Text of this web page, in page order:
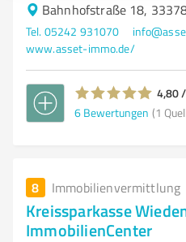
Bahnhofstraße 18,
Tel. 05242 931070
www.asset-immo.de/
4,80
6 Bewertungen (1
8 Immobilienvermittlung
Kreissparkasse
ImmobilienCenter